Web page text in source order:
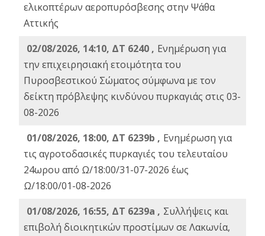
ελικοπτέρων αεροπυρόσβεσης στην Ψάθα
Αττικής
02/08/2026, 14:10, ΔΤ 6240 , Ενημέρωση για
την επιχειρησιακή ετοιμότητα του
Πυροσβεστικού Σώματος σύμφωνα με τον
δείκτη πρόβλεψης κινδύνου πυρκαγιάς στις 03-
08-2026
01/08/2026, 18:00, ΔΤ 6239b , Ενημέρωση για
τις αγροτοδασικές πυρκαγιές του τελευταίου
24ωρου από Ω/18:00/31-07-2026 έως
Ω/18:00/01-08-2026
01/08/2026, 16:55, ΔΤ 6239a , Συλλήψεις και
επιβολή διοικητικών προστίμων σε Λακωνία,